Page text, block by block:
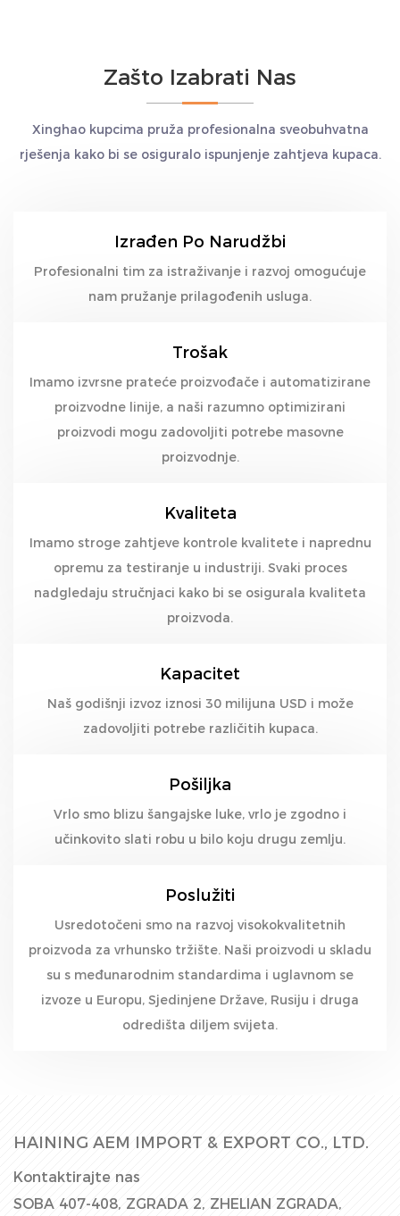
Zašto Izabrati Nas
Xinghao kupcima pruža profesionalna sveobuhvatna
rješenja kako bi se osiguralo ispunjenje zahtjeva kupaca.
Izrađen Po Narudžbi
Profesionalni tim za istraživanje i razvoj omogućuje
nam pružanje prilagođenih usluga.
Trošak
Imamo izvrsne prateće proizvođače i automatizirane
proizvodne linije, a naši razumno optimizirani
proizvodi mogu zadovoljiti potrebe masovne
proizvodnje.
Kvaliteta
Imamo stroge zahtjeve kontrole kvalitete i naprednu
opremu za testiranje u industriji. Svaki proces
nadgledaju stručnjaci kako bi se osigurala kvaliteta
proizvoda.
Kapacitet
Naš godišnji izvoz iznosi 30 milijuna USD i može
zadovoljiti potrebe različitih kupaca.
Pošiljka
Vrlo smo blizu šangajske luke, vrlo je zgodno i
učinkovito slati robu u bilo koju drugu zemlju.
Poslužiti
Usredotočeni smo na razvoj visokokvalitetnih
proizvoda za vrhunsko tržište. Naši proizvodi u skladu
su s međunarodnim standardima i uglavnom se
izvoze u Europu, Sjedinjene Države, Rusiju i druga
odredišta diljem svijeta.
HAINING AEM IMPORT & EXPORT CO., LTD.
Kontaktirajte nas
SOBA 407-408, ZGRADA 2, ZHELIAN ZGRADA,